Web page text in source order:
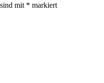
mit * markiert